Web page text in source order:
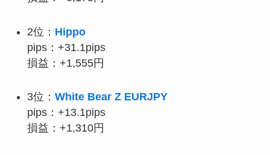
2位： Hippo
pips：+31.1pips
損益： +1,555円
3位： White Bear Z EURJPY
pips：+13.1pips
損益： +1,310円